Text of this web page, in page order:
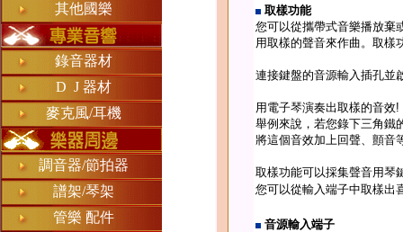
其他國樂
錄音器材
D J 器材
麥克風/耳機
調音器/節拍器
譜架/琴架
管樂 配件
取樣功能
您可以從攜帶式音樂播放棄
用取樣的聲音來作曲。取樣
連接鍵盤的音源輸入插孔並
用電子琴演奏出取樣的音效!
舉例來說，若您錄下三角鐵
將這個音效加上回聲、顫音
取樣功能可以採集聲音用琴
您可以從輸入端子中取樣出
音源輸入端子